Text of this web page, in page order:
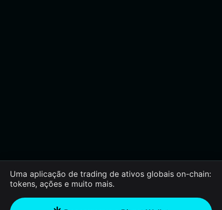
Uma aplicação de trading de ativos globais on-chain:
tokens, ações e muito mais.